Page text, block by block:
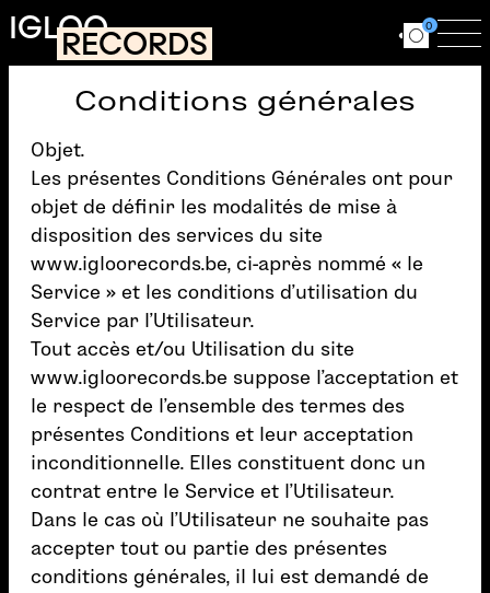
Aller au contenu principal
IGLOORECORDS Ouvrir le
0
Conditions générales
Objet.
Les présentes Conditions Générales ont pour
objet de définir les modalités de mise à
disposition des services du site
www.igloorecords.be, ci-après nommé « le
Service » et les conditions d’utilisation du
Service par l’Utilisateur.
Tout accès et/ou Utilisation du site
www.igloorecords.be suppose l’acceptation et
le respect de l’ensemble des termes des
présentes Conditions et leur acceptation
inconditionnelle. Elles constituent donc un
contrat entre le Service et l’Utilisateur.
Dans le cas où l’Utilisateur ne souhaite pas
accepter tout ou partie des présentes
conditions générales, il lui est demandé de